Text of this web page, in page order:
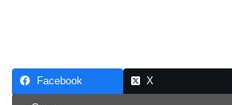
Facebook X